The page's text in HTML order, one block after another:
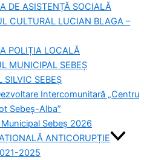
DE ASISTENȚĂ SOCIALĂ
CULTURAL LUCIAN BLAGA –
POLIȚIA LOCALĂ
MUNICIPAL SEBEȘ
SILVIC SEBEȘ
Intercomunitară „Centru
Sebeș-Alba”
Sebeș 2026
ANTICORUPȚIE
2025